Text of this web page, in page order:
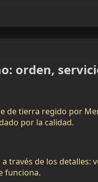
orden,
de tierra regido por
por la calidad.
través de los detalles:
funciona.